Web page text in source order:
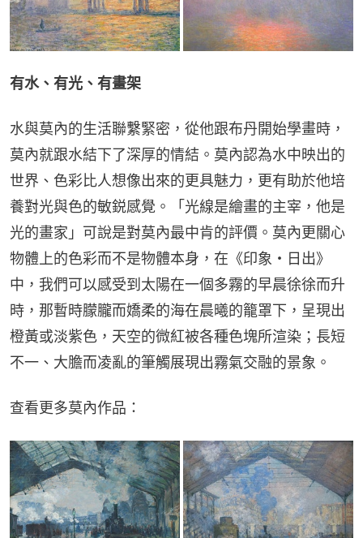
有水、有光、有畫架
水與莫內的生活聯繫緊密，從他跟布丹開始學畫時，
莫內就跟水結下了深厚的情結。莫內認為水中映出的
世界、色彩比人想像出來的更具魅力，更有助於他培
養對光與色的敏鋭感覺。「光線是繪畫的主宰，他是
光的畫家」可說是對莫內最中肯的評價。莫內更關心
物體上的色彩而不是物體本身，在《印象・日出》
中，我們可以感受到太陽在一個多霧的早晨徐徐而升
時，那暫時朦朧而嬌柔的海在晨曦的籠罩下，呈現出
橙黃或淡紫色，天空的微紅被各種色塊所渲染；長短
不一、大膽而凌亂的筆觸展現出霧氣交融的景象。
查看更多莫內作品：